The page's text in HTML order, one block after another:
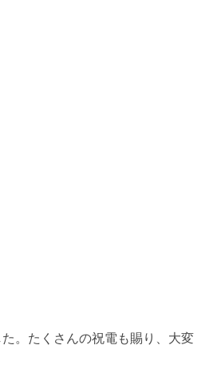
。たくさんの祝電も賜り、大変